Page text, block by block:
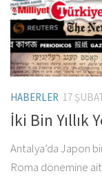
HABERLER 17
İki Bin Yıllık
Antalya’da Japon
Roma dönemine